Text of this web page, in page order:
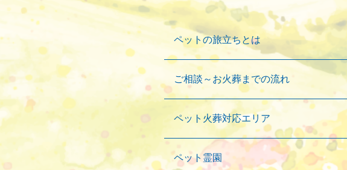
ペットの旅立ちとは
ご相談～お火葬までの流れ
ペット火葬対応エリア
ペット霊園